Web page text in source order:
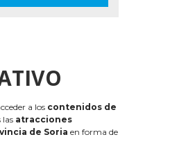
a los contenidos de
las atracciones
de Soria en forma de